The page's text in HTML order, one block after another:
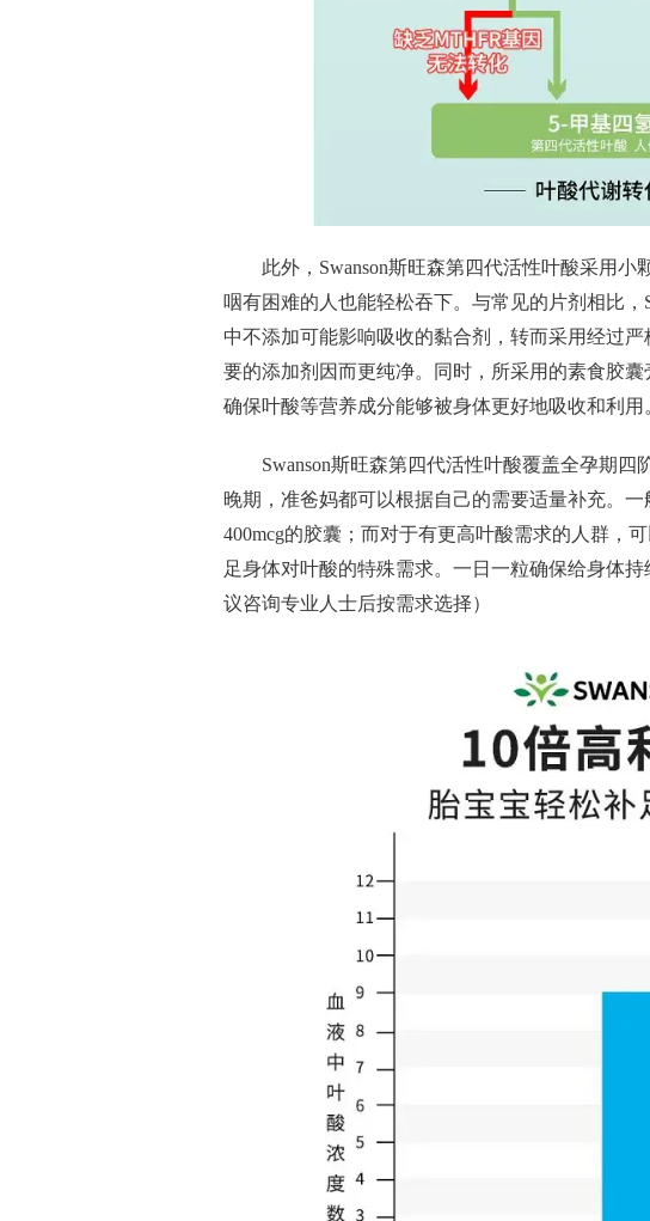
此外，Swanson斯旺森第四代活性叶酸采用小
咽有困难的人也能轻松吞下。与常见的片剂相比
中不添加可能影响吸收的黏合剂，转而采用经过
要的添加剂因而更纯净。同时，所采用的素食胶
确保叶酸等营养成分能够被身体更好地吸收和利用
Swanson斯旺森第四代活性叶酸覆盖全孕期四
晚期，准爸妈都可以根据自己的需要适量补充。
400mcg的胶囊；而对于有更高叶酸需求的人群，
足身体对叶酸的特殊需求。一日一粒确保给身体
议咨询专业人士后按需求选择）